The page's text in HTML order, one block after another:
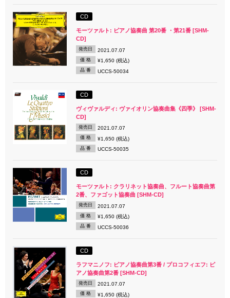
CD
モーツァルト: ピアノ協奏曲 第20番 ・第21番 [SHM-
CD]
発売日 2021.07.07
価 格 ¥1,650 (税込)
品 番 UCCS-50034
CD
ヴィヴァルディ: ヴァイオリン協奏曲集《四季》 [SHM-
CD]
発売日 2021.07.07
価 格 ¥1,650 (税込)
品 番 UCCS-50035
CD
モーツァルト: クラリネット協奏曲、フルート協奏曲第
2番、ファゴット協奏曲 [SHM-CD]
発売日 2021.07.07
価 格 ¥1,650 (税込)
品 番 UCCS-50036
CD
ラフマニノフ: ピアノ協奏曲第3番 / プロコフィエフ: ピ
アノ協奏曲第2番 [SHM-CD]
発売日 2021.07.07
価 格 ¥1,650 (税込)